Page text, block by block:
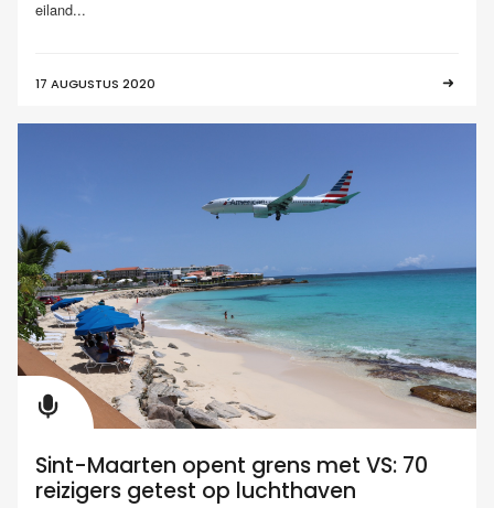
eiland...
17 AUGUSTUS 2020
Sint-Maarten opent grens met VS: 70
reizigers getest op luchthaven